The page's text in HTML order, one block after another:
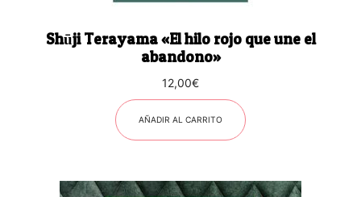
Shūji Terayama «El hilo rojo que une el
abandono»
12,00€
AÑADIR AL CARRITO